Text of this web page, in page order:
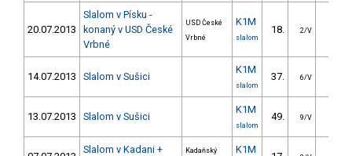
20.07.2013
Slalom v Písku -
konaný v USD České
Vrbné
USD České
Vrbné
K1M
slalom
18. 2/V
14.07.2013 Slalom v Sušici
K1M
slalom
37. 6/V
13.07.2013 Slalom v Sušici
K1M
slalom
49. 9/V
Slalom v Kadani +
Kadaňský
K1M